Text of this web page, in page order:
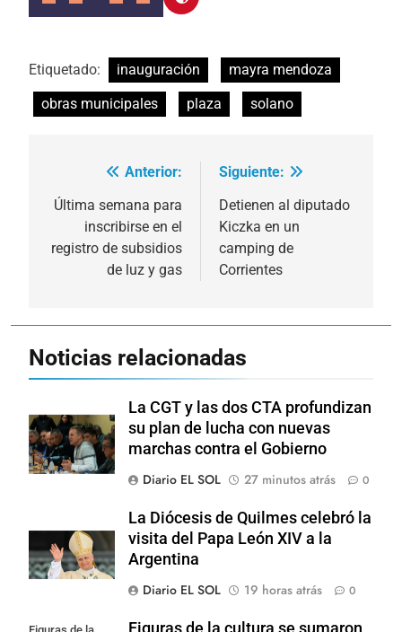
Etiquetado: inauguración
mayra mendoza
obras municipales
plaza solano
Navegación
de
entradas
Anterior:
Última semana para
inscribirse en el
registro de subsidios
de luz y gas
Siguiente:
Detienen al diputado
Kiczka en un
camping de
Corrientes
Noticias relacionadas
La CGT y las dos CTA profundizan
su plan de lucha con nuevas
marchas contra el Gobierno
Diario EL SOL
27 minutos atrás 0
La Diócesis de Quilmes celebró la
visita del Papa León XIV a la
Argentina
Diario EL SOL
19 horas atrás 0